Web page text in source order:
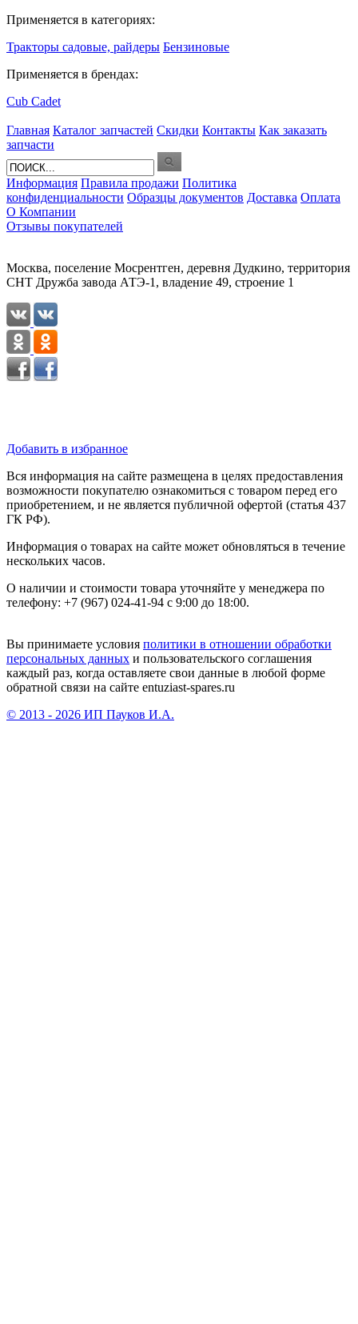
Применяется в категориях:
Тракторы садовые, райдеры Бензиновые
Применяется в брендах:
Cub Cadet
Главная Каталог запчастей Скидки Контакты Как заказать
запчасти
Информация Правила продажи Политика
конфиденциальности Образцы документов Доставка Оплата
О Компании
Отзывы покупателей
Москва, поселение Мосрентген, деревня Дудкино, территория
СНТ Дружба завода АТЭ-1, владение 49, строение 1
Добавить в избранное
Вся информация на сайте размещена в целях предоставления
возможности покупателю ознакомиться с товаром перед его
приобретением, и не является публичной офертой (статья 437
ГК РФ).
Информация о товарах на сайте может обновляться в течение
нескольких часов.
О наличии и стоимости товара уточняйте у менеджера по
телефону: +7 (967) 024-41-94 с 9:00 до 18:00.
Вы принимаете условия политики в отношении обработки
персональных данных и пользовательского соглашения
каждый раз, когда оставляете свои данные в любой форме
обратной связи на сайте entuziast-spares.ru
© 2013 - 2026 ИП Пауков И.А.